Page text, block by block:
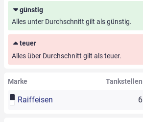
günstig
Alles unter Durchschnitt gilt als günstig.
teuer
Alles über Durchschnitt gilt als teuer.
Marke Tankstellen
Raiffeisen 6